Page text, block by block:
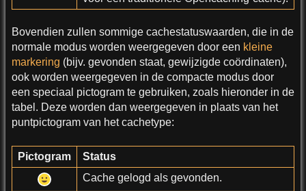
Bovendien zullen sommige cachestatuswaarden, die in de
normale modus worden weergegeven door een kleine
markering (bijv. gevonden staat, gewijzigde coördinaten),
ook worden weergegeven in de compacte modus door
een speciaal pictogram te gebruiken, zoals hieronder in de
tabel. Deze worden dan weergegeven in plaats van het
puntpictogram van het cachetype:
Pictogram
Status
Cache gelogd als gevonden.